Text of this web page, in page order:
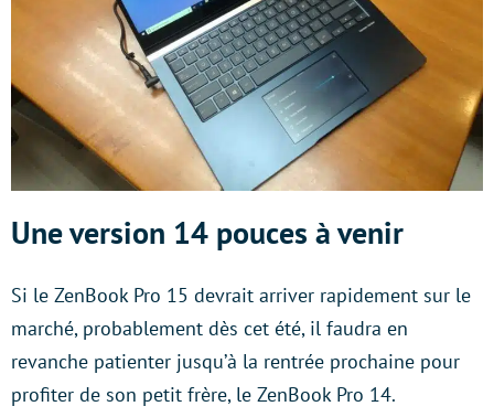
Une version 14 pouces à venir
Si le ZenBook Pro 15 devrait arriver rapidement sur le
marché, probablement dès cet été, il faudra en
revanche patienter jusqu’à la rentrée prochaine pour
profiter de son petit frère, le ZenBook Pro 14.